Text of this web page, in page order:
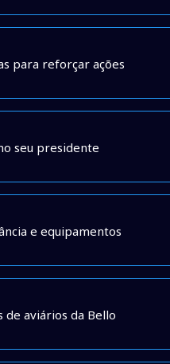
para reforçar ações
seu presidente
e equipamentos
de aviários da Bello